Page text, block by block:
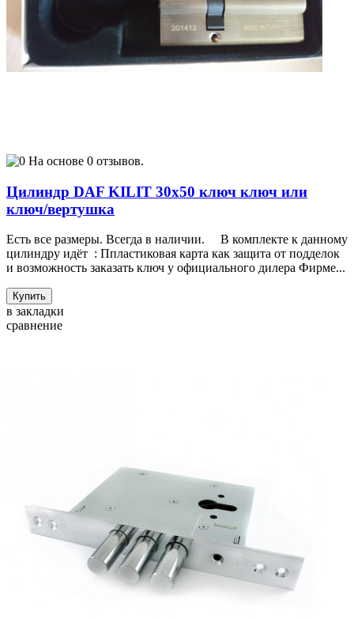
На основе 0 отзывов.
Цилиндр DAF KILIT 30х50 ключ ключ или
ключ/вертушка
Есть все размеры. Всегда в наличии. В комплекте к данному
цилиндру идёт : Ппластиковая карта как защита от подделок
и возможность заказать ключ у официального дилера Фирме...
Купить
в закладки
сравнение